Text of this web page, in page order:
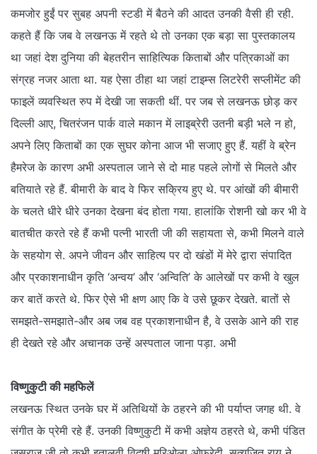
कमजोर हुईं पर सुबह अपनी स्‍टडी में बैठने की आदत उनकी वैसी ही रही.
कहते हैं कि जब वे लखनऊ में रहते थे तो उनका एक बड़ा सा पुस्‍तकालय
था जहां देश दुनिया की बेहतरीन साहित्‍यिक किताबों और पत्रिकाओं का
संग्रह नजर आता था. यह ऐसा ठीहा था जहां टाइम्‍स लिटरेरी सप्‍लीमेंट की
फाइलें व्‍यवस्‍थित रुप में देखी जा सकती थीं. पर जब से लखनऊ छोड़ कर
दिल्ली आए, चितरंजन पार्क वाले मकान में लाइब्रेरी उतनी बड़ी भले न हो,
अपने लिए किताबों का एक सुघर कोना आज भी सजाए हुए हैं. यहीं वे ब्रेन
हैमरेज के कारण अभी अस्पताल जाने से दो माह पहले लोगों से मिलते और
बतियाते रहे हैं. बीमारी के बाद वे फिर सक्रिय हुए थे. पर आंखों की बीमारी
के चलते धीरे धीरे उनका देखना बंद होता गया. हालांकि रोशनी खो कर भी वे
बातचीत करते रहे हैं कभी पत्नी भारती जी की सहायता से, कभी मिलने वाले
के सहयोग से. अपने जीवन और साहित्य पर दो खंडों में मेरे द्वारा संपादित
और प्रकाशनाधीन कृति ‘अन्वय’ और ‘अन्विति’ के आलेखों पर कभी वे खुल
कर बातें करते थे. फिर ऐसे भी क्षण आए कि वे उसे छूकर देखते. बातों से
समझते-समझाते-और अब जब वह प्रकाशनाधीन है, वे उसके आने की राह
ही देखते रहे और अचानक उन्हें अस्पताल जाना पड़ा. अभी
विष्णुकुटी की महफिलें
लखनऊ स्थित उनके घर में अतिथियों के ठहरने की भी पर्याप्त जगह थी. वे
संगीत के प्रेमी रहे हैं. उनकी विष्‍णुकुटी में कभी अज्ञेय ठहरते थे, कभी पंडित